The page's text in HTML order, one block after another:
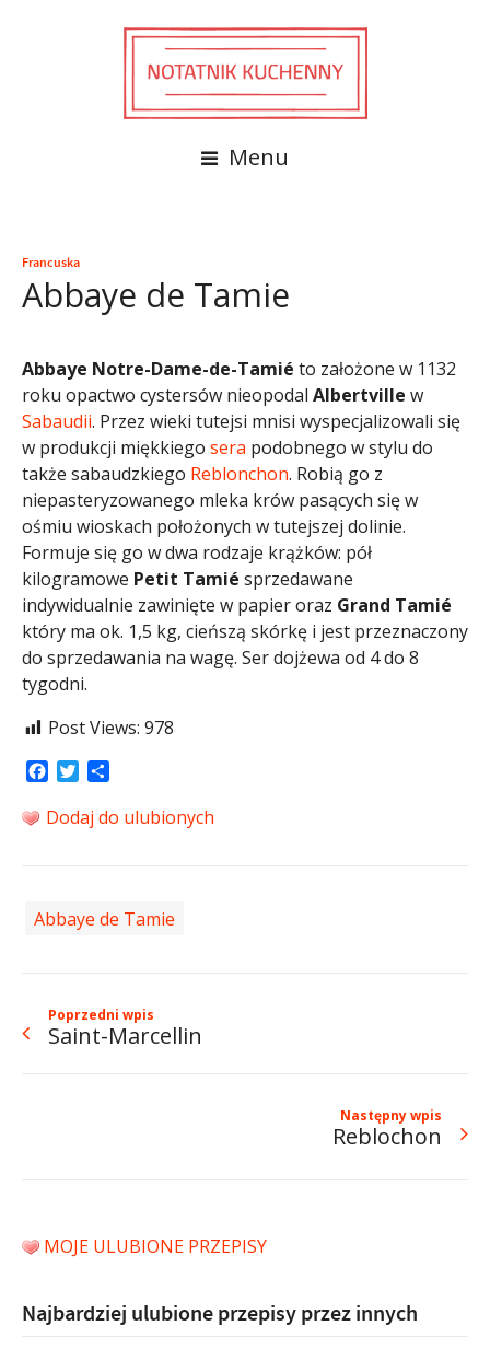
Menu
Francuska
Abbaye de Tamie
Abbaye Notre-Dame-de-Tamié to założone w 1132
roku opactwo cystersów nieopodal Albertville w
Sabaudii. Przez wieki tutejsi mnisi wyspecjalizowali się
w produkcji miękkiego sera podobnego w stylu do
także sabaudzkiego Reblonchon. Robią go z
niepasteryzowanego mleka krów pasących się w
ośmiu wioskach położonych w tutejszej dolinie.
Formuje się go w dwa rodzaje krążków: pół
kilogramowe Petit Tamié sprzedawane
indywidualnie zawinięte w papier oraz Grand Tamié
który ma ok. 1,5 kg, cieńszą skórkę i jest przeznaczony
do sprzedawania na wagę. Ser dojżewa od 4 do 8
tygodni.
Post Views: 978
Facebook
Twitter
Dodaj do ulubionych
Abbaye de Tamie
Poprzedni wpis
Saint-Marcellin
Następny wpis
Reblochon
MOJE ULUBIONE PRZEPISY
Najbardziej ulubione przepisy przez innych